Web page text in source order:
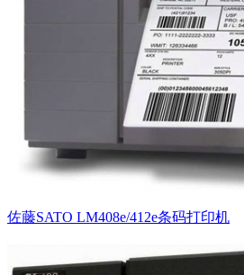
佐藤SATO LM408e/412e条码打印机